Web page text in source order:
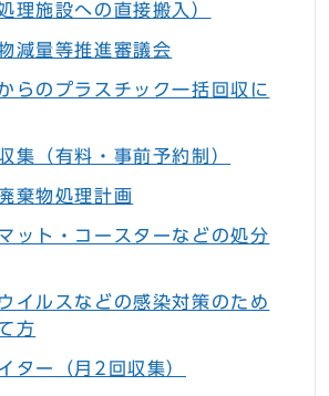
理施設への直接搬入）
減量等推進審議会
らのプラスチック一括回収に
集（有料・事前予約制）
棄物処理計画
ット・コースターなどの処分
イルスなどの感染対策のため
方
ター（月2回収集）